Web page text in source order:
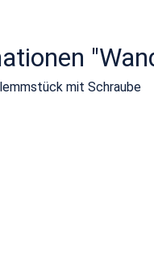
mit Schraube